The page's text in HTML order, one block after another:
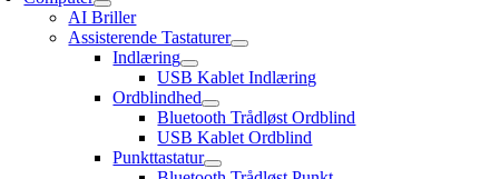
AI Briller
Assisterende Tastaturer
Indlæring
USB Kablet Indlæring
Ordblindhed
Bluetooth Trådløst Ordblind
USB Kablet Ordblind
Punkttastatur